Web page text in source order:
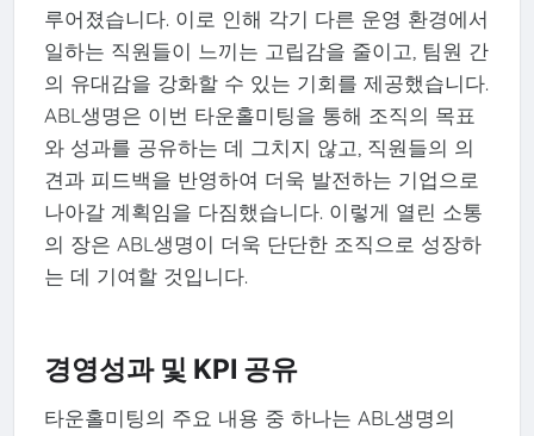
루어졌습니다. 이로 인해 각기 다른 운영 환경에서
일하는 직원들이 느끼는 고립감을 줄이고, 팀원 간
의 유대감을 강화할 수 있는 기회를 제공했습니다.
ABL생명은 이번 타운홀미팅을 통해 조직의 목표
와 성과를 공유하는 데 그치지 않고, 직원들의 의
견과 피드백을 반영하여 더욱 발전하는 기업으로
나아갈 계획임을 다짐했습니다. 이렇게 열린 소통
의 장은 ABL생명이 더욱 단단한 조직으로 성장하
는 데 기여할 것입니다.
경영성과 및 KPI 공유
타운홀미팅의 주요 내용 중 하나는 ABL생명의